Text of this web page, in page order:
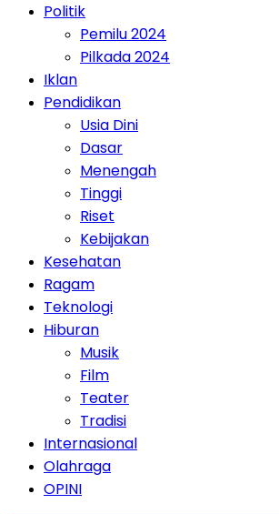
Politik
Pemilu 2024
Pilkada 2024
Iklan
Pendidikan
Usia Dini
Dasar
Menengah
Tinggi
Riset
Kebijakan
Kesehatan
Ragam
Teknologi
Hiburan
Musik
Film
Teater
Tradisi
Internasional
Olahraga
OPINI